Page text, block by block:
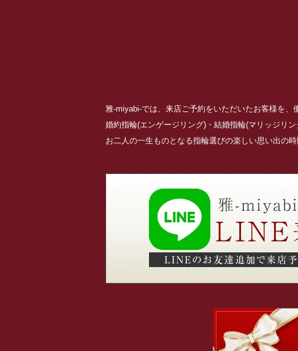
雅-miyabi-では、来店ご予約をいただいたお客様を、
婚約指輪(エンゲージリング)・結婚指輪(マリッジリ
お二人の一生ものとなる指輪選びの楽しい思い出の